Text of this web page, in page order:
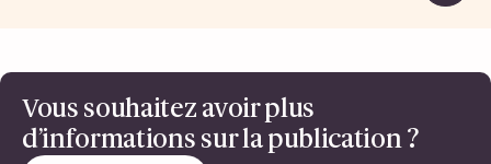
Vous souhaitez avoir plus
d’informations sur la publication ?